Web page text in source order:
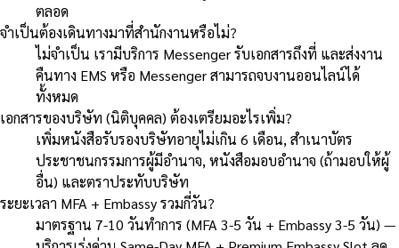
ตลอด
จำเป็นต้องเดินทางมาที่สำนักงานหรือไม่?
ไม่จำเป็น เรามีบริการ Messenger รับเอกสารถึงที่ และส่งงาน
คืนทาง EMS หรือ Messenger สามารถจบงานออนไลน์ได้
ทั้งหมด
เอกสารของบริษัท (นิติบุคคล) ต้องเตรียมอะไรเพิ่ม?
เพิ่มหนังสือรับรองบริษัทอายุไม่เกิน 6 เดือน, สำเนาบัตร
ประชาชนกรรมการผู้มีอำนาจ, หนังสือมอบอำนาจ (ถ้ามอบให้ผู้
อื่น) และตราประทับบริษัท
ระยะเวลา MFA + Embassy รวมกี่วัน?
มาตรฐาน 7-10 วันทำการ (MFA 3-5 วัน + Embassy 3-5 วัน) —